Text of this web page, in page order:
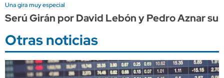
Una gira muy especial
Serú Girán por David Lebón y Pedro Aznar
Otras noticias